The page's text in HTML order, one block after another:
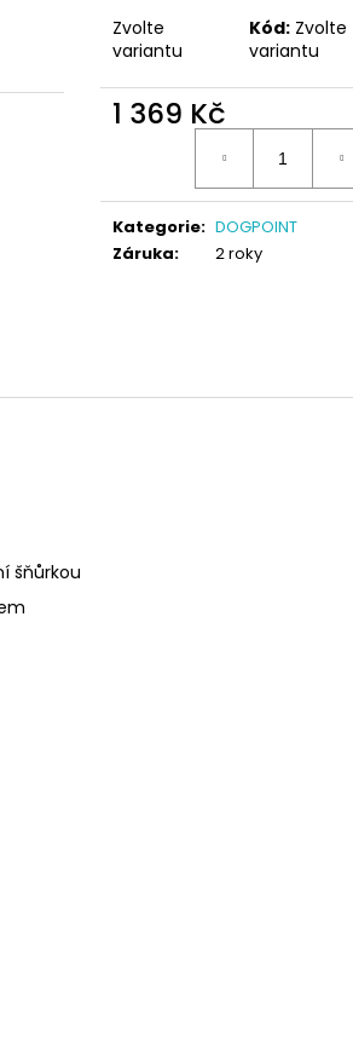
Zvolte
variantu
Kód: Zvolte
variantu
1 369 Kč
Kategorie: DOGPOINT
Záruka: 2 roky
šňůrkou